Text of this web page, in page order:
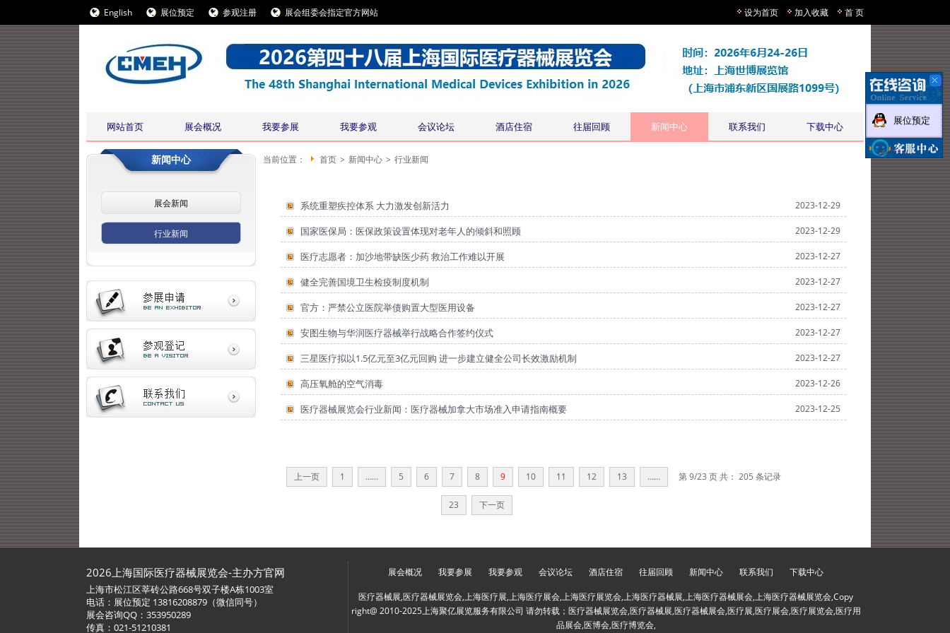
English 展位预定 参观注册 展会组委会指定官方网站 设为首页 加入收藏 首 页
网站首页 展会概况 我要参展 我要参观 会议论坛 酒店住宿 往届回顾 新闻中心 联系我们 下载中心
新闻中心
展会新闻
行业新闻
当前位置： 首页 > 新闻中心 > 行业新闻
系统重塑疾控体系 大力激发创新活力 2023-12-29
国家医保局：医保政策设置体现对老年人的倾斜和照顾 2023-12-29
医疗志愿者：加沙地带缺医少药 救治工作难以开展 2023-12-27
健全完善国境卫生检疫制度机制 2023-12-27
官方：严禁公立医院举债购置大型医用设备 2023-12-27
安图生物与华润医疗器械举行战略合作签约仪式 2023-12-27
三星医疗拟以1.5亿元至3亿元回购 进一步建立健全公司长效激励机制 2023-12-27
高压氧舱的空气消毒 2023-12-26
医疗器械展览会行业新闻：医疗器械加拿大市场准入申请指南概要 2023-12-25
第9/23 页 共：205 条记录
上一页 1 …… 5 6 7 8 9 10 11 12 13 ……
23 下一页
2026上海国际医疗器械展览会-主办方官网
上海市松江区莘砖公路668号双子楼A栋1003室
电话：展位预定 13816208879（微信同号）
展会咨询QQ：353950289
传真：021-51210381
展会概况 我要参展 我要参观 会议论坛 酒店住宿 往届回顾 新闻中心 联系我们 下载中心
医疗器械展,医疗器械展览会,上海医疗展,上海医疗展会,上海医疗展览会,上海医疗器械展,上海医疗器械展会,上海医疗器械展览会,Copy
right@ 2010-2025上海聚亿展览服务有限公司 请勿转载；医疗器械展览会,医疗器械展,医疗器械展会,医疗展,医疗展会,医疗展览会,医疗用
品展会,医博会,医疗博览会,
展位预定